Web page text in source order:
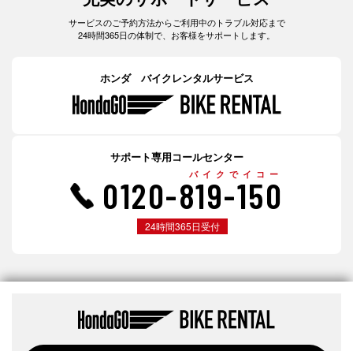
サービスのご予約方法からご利用中のトラブル対応まで
24時間365日の体制で、お客様をサポートします。
ホンダ バイクレンタルサービス
サポート専用コールセンター
バイクでイコー
0120-819-150
24時間365日受付